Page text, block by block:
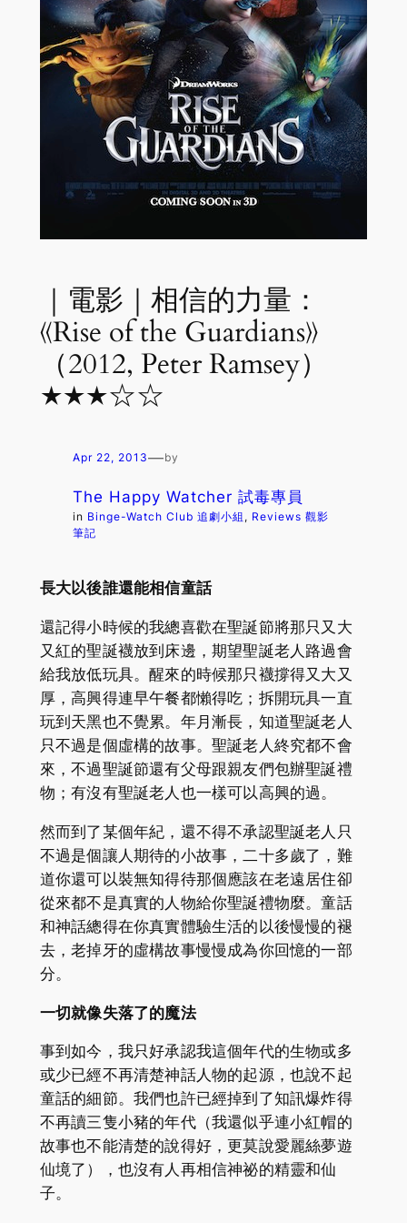
｜電影｜相信的力量：
《Rise of the Guardians》
（2012, Peter Ramsey）
★★★☆☆
Apr 22, 2013—by
The Happy Watcher 試毒專員
in Binge-Watch Club 追劇小組 , Reviews 觀影
筆記
長大以後誰還能相信童話
還記得小時候的我總喜歡在聖誕節將那只又大
又紅的聖誕襪放到床邊，期望聖誕老人路過會
給我放低玩具。醒來的時候那只襪撐得又大又
厚，高興得連早午餐都懶得吃；拆開玩具一直
玩到天黑也不覺累。年月漸長，知道聖誕老人
只不過是個虛構的故事。聖誕老人終究都不會
來，不過聖誕節還有父母跟親友們包辦聖誕禮
物；有沒有聖誕老人也一樣可以高興的過。
然而到了某個年紀，還不得不承認聖誕老人只
不過是個讓人期待的小故事，二十多歲了，難
道你還可以裝無知得待那個應該在老遠居住卻
從來都不是真實的人物給你聖誕禮物麼。童話
和神話總得在你真實體驗生活的以後慢慢的褪
去，老掉牙的虛構故事慢慢成為你回憶的一部
分。
一切就像失落了的魔法
事到如今，我只好承認我這個年代的生物或多
或少已經不再清楚神話人物的起源，也說不起
童話的細節。我們也許已經掉到了知訊爆炸得
不再讀三隻小豬的年代（我還似乎連小紅帽的
故事也不能清楚的說得好，更莫說愛麗絲夢遊
仙境了），也沒有人再相信神祕的精靈和仙
子。